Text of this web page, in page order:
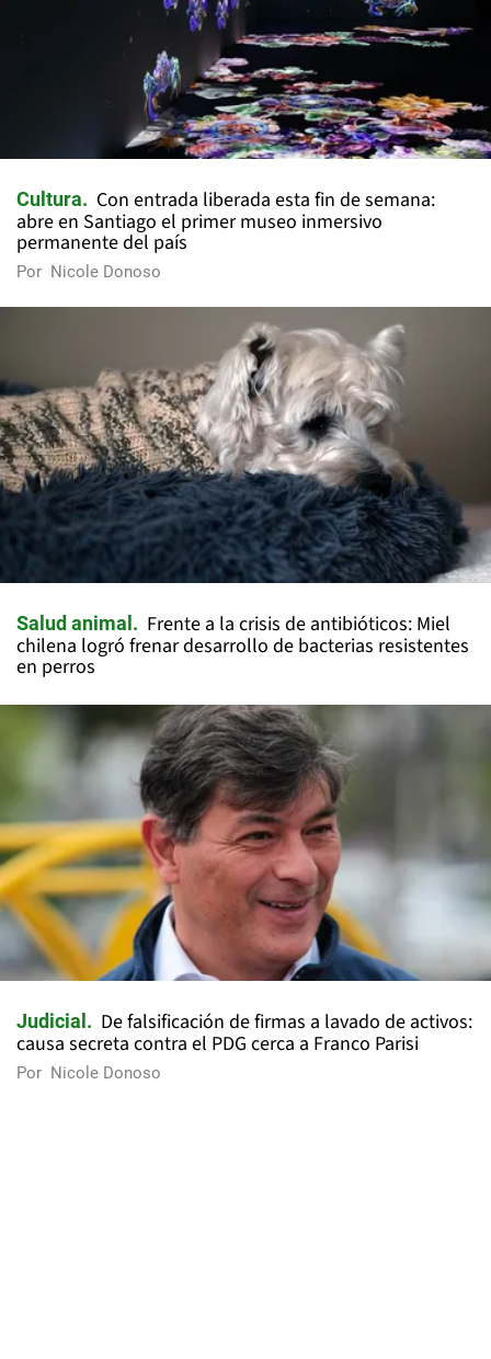
Cultura
Con entrada liberada esta fin de semana:
abre en Santiago el primer museo inmersivo
permanente del país
Por Nicole Donoso
Salud animal
Frente a la crisis de antibióticos: Miel
chilena logró frenar desarrollo de bacterias resistentes
en perros
Judicial
De falsificación de firmas a lavado de activos:
causa secreta contra el PDG cerca a Franco Parisi
Por Nicole Donoso